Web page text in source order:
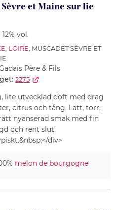
et Maine sur lie
12% vol.
, LOIRE, MUSCADET SÈVRE ET
Père & Fils
2275
lite utvecklad doft med drag
citrus och tång. Lätt, torr,
nyanserad smak med fin
och rent slut.
div>
melon de bourgogne